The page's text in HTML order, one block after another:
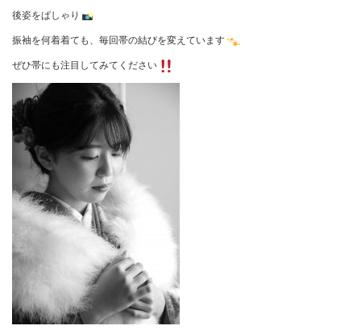
後姿をぱしゃり
振袖を何着着ても、毎回帯の結びを変えています
ぜひ帯にも注目してみてください